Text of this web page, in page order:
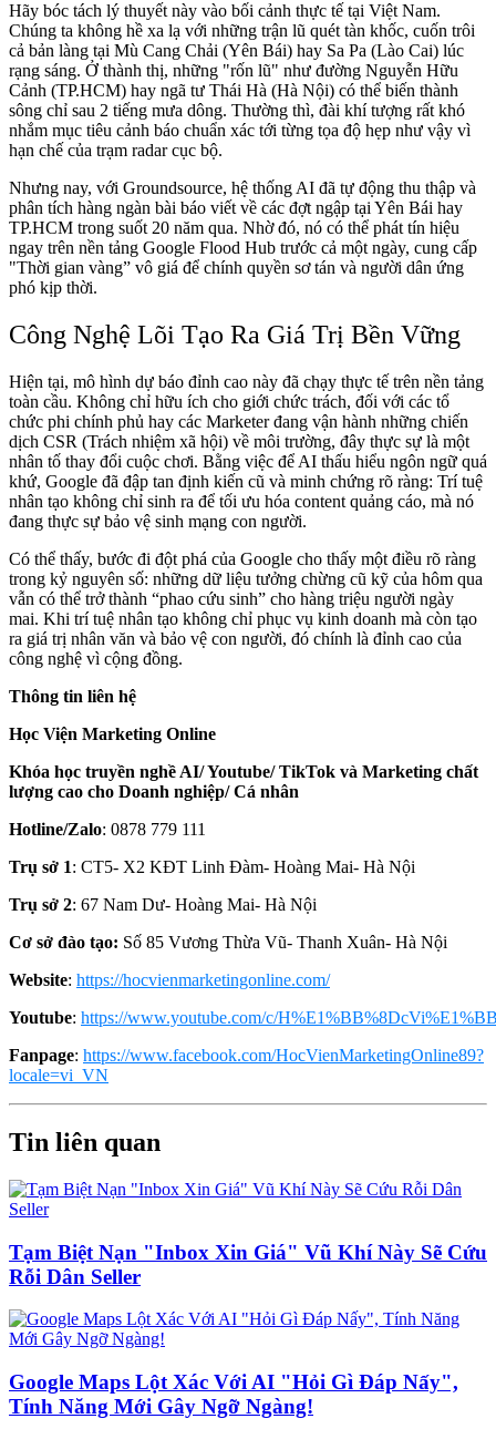
Hãy bóc tách lý thuyết này vào bối cảnh thực tế tại Việt Nam.
Chúng ta không hề xa lạ với những trận lũ quét tàn khốc, cuốn trôi
cả bản làng tại Mù Cang Chải (Yên Bái) hay Sa Pa (Lào Cai) lúc
rạng sáng. Ở thành thị, những "rốn lũ" như đường Nguyễn Hữu
Cảnh (TP.HCM) hay ngã tư Thái Hà (Hà Nội) có thể biến thành
sông chỉ sau 2 tiếng mưa dông. Thường thì, đài khí tượng rất khó
nhắm mục tiêu cảnh báo chuẩn xác tới từng tọa độ hẹp như vậy vì
hạn chế của trạm radar cục bộ.
Nhưng nay, với Groundsource, hệ thống AI đã tự động thu thập và
phân tích hàng ngàn bài báo viết về các đợt ngập tại Yên Bái hay
TP.HCM trong suốt 20 năm qua. Nhờ đó, nó có thể phát tín hiệu
ngay trên nền tảng Google Flood Hub trước cả một ngày, cung cấp
"Thời gian vàng” vô giá để chính quyền sơ tán và người dân ứng
phó kịp thời.
Công Nghệ Lõi Tạo Ra Giá Trị Bền Vững
Hiện tại, mô hình dự báo đỉnh cao này đã chạy thực tế trên nền tảng
toàn cầu. Không chỉ hữu ích cho giới chức trách, đối với các tổ
chức phi chính phủ hay các Marketer đang vận hành những chiến
dịch CSR (Trách nhiệm xã hội) về môi trường, đây thực sự là một
nhân tố thay đổi cuộc chơi. Bằng việc để AI thấu hiểu ngôn ngữ quá
khứ, Google đã đập tan định kiến cũ và minh chứng rõ ràng: Trí tuệ
nhân tạo không chỉ sinh ra để tối ưu hóa content quảng cáo, mà nó
đang thực sự bảo vệ sinh mạng con người.
Có thể thấy, bước đi đột phá của Google cho thấy một điều rõ ràng
trong kỷ nguyên số: những dữ liệu tưởng chừng cũ kỹ của hôm qua
vẫn có thể trở thành “phao cứu sinh” cho hàng triệu người ngày
mai. Khi trí tuệ nhân tạo không chỉ phục vụ kinh doanh mà còn tạo
ra giá trị nhân văn và bảo vệ con người, đó chính là đỉnh cao của
công nghệ vì cộng đồng.
Thông tin liên hệ
Học Viện Marketing Online
Khóa học truyền nghề AI/ Youtube/ TikTok và Marketing chất
lượng cao cho Doanh nghiệp/ Cá nhân
Hotline/Zalo: 0878 779 111
Trụ sở 1: CT5- X2 KĐT Linh Đàm- Hoàng Mai- Hà Nội
Trụ sở 2: 67 Nam Dư- Hoàng Mai- Hà Nội
Cơ sở đào tạo: Số 85 Vương Thừa Vũ- Thanh Xuân- Hà Nội
Website: https://hocvienmarketingonline.com/
Youtube: https://www.youtube.com/c/
Fanpage: https://www.facebook.com/HocVienMarketingOnline89?
locale=vi_VN
Tin liên quan
Tạm Biệt Nạn "Inbox Xin Giá" Vũ Khí Này Sẽ Cứu
Rỗi Dân Seller
Google Maps Lột Xác Với AI "Hỏi Gì Đáp Nấy",
Tính Năng Mới Gây Ngỡ Ngàng!